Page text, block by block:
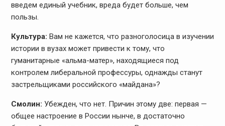
введем единый учебник, вреда будет больше, чем
пользы.
Культура: Вам не кажется, что разноголосица в изучении
истории в вузах может привести к тому, что
гуманитарные «альма-матер», находящиеся под
контролем либеральной профессуры, однажды станут
застрельщиками российского «майдана»?
Смолин: Убежден, что нет. Причин этому две: первая —
общее настроение в России нынче, в достаточно